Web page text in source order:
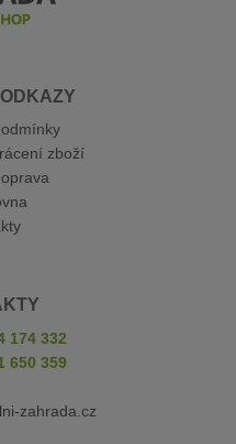
zboží
174 332
650 359
zahrada.cz